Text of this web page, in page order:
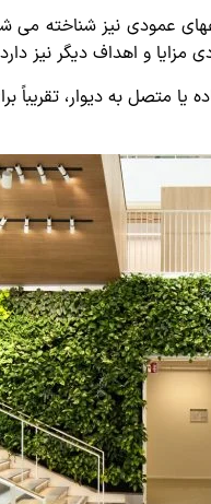
عمودی نیز شناخته می
و اهداف دیگر نیز
یا متصل به دیوار،